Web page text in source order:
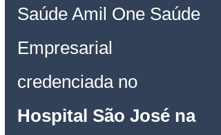
Saúde Amil One Saúde
Empresarial
credenciada no
Hospital São José na